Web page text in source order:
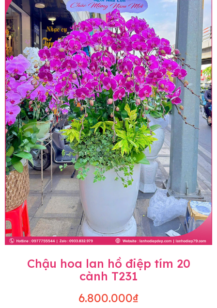
Chậu hoa lan hồ điệp tím 20
cành T231
6.800.000₫